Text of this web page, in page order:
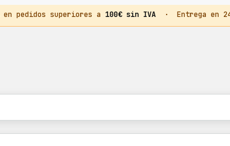
en pedidos superiores a 100€ sin IVA · Entrega en